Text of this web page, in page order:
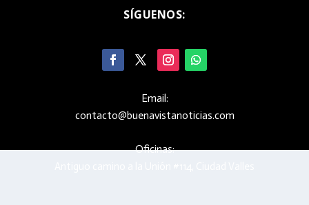
SÍGUENOS:
Email:
contacto@buenavistanoticias.com
Oficinas: